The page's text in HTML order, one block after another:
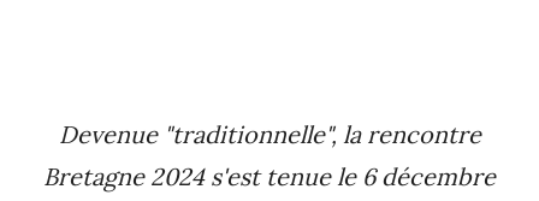
Devenue "traditionnelle", la rencontre
Bretagne 2024 s'est tenue le 6 décembre